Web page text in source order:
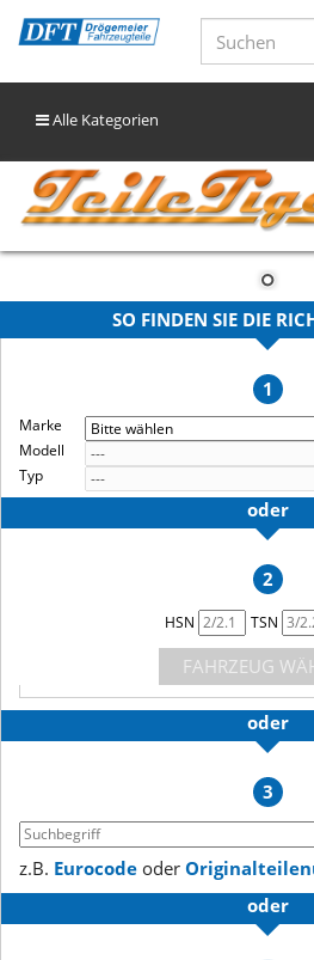
Alle Kategorien
SO FINDEN SIE DIE
1
Marke
Modell
Typ
oder
2
HSN TSN
FAHRZEUG
oder
3
z.B. Eurocode oder
oder